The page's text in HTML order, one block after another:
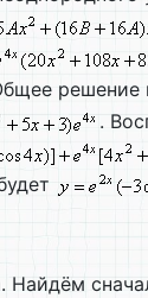
решение
.